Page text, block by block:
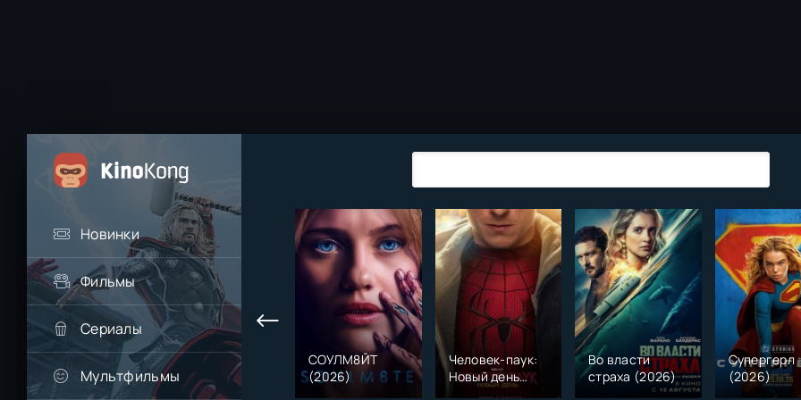
Новинки
Фильмы
Сериалы
Мультфильмы
СОУЛМ8ЙТ
(2026)
Человек-паук:
Новый день
(2026)
Во власти
страха (2026)
Супергерл
(2026)